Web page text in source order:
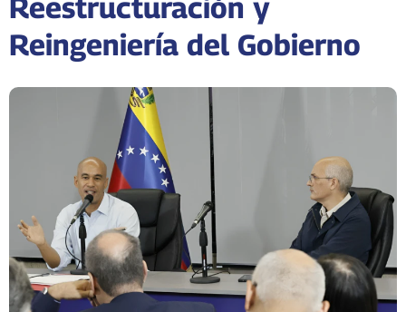
Reestructuración y
Reingeniería del Gobierno